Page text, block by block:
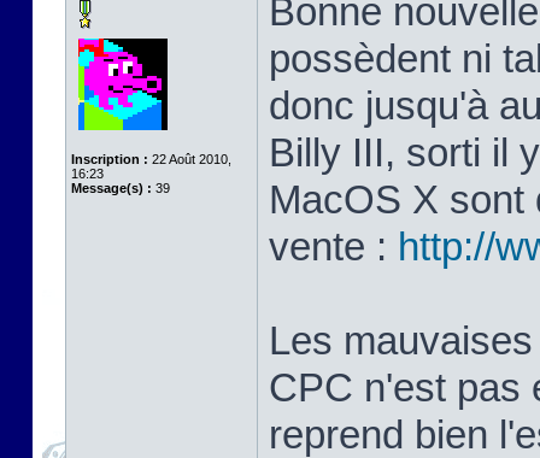
Inscription : 22 Août 2010,
16:23
Message(s) : 39
Bonne
possèdent ni
donc jusqu'à
Billy III, sorti il
MacOS X sont
vente : http://
Les
CPC n'est pas
reprend bien